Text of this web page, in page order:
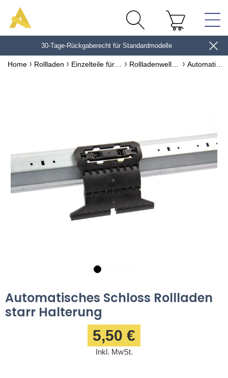
30-Tage-Rückgaberecht für Standardmodelle
Home Rollladen
Automatisches Schloss Rollladen
starr Halterung
5,50 €
Inkl. MwSt.